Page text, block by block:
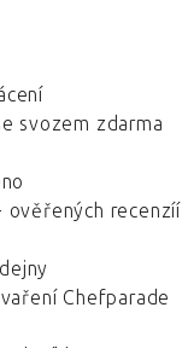
svozem zdarma
ověřených recenzíí
Chefparade